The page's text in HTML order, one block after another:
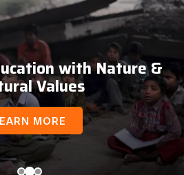
with Nature &
Values
MORE